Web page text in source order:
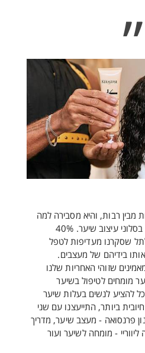
”
מבין רבות, והיא מסבירה למה
לכל כך הרבה נשים אין אמון בסלוני עיצוב שיער. 40%
שסקרנו מעדיפות לטפל
בידיהם של מעצבים.
שזוהי האחריות שלנו
מומחים לטיפול בשיער
להציע לנשים בעלות שיער
ביותר, התייעצנו עם שני
פרנסואה - מעצב שיער, מדריך
- מומחה לשיער ועור